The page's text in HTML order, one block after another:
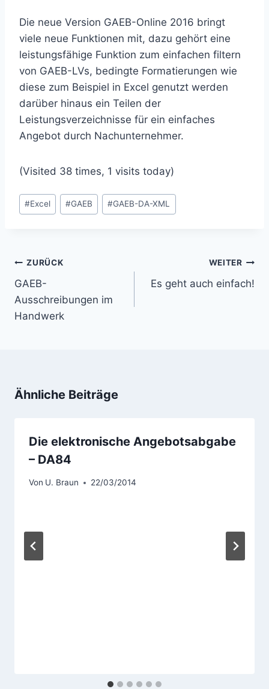
Die neue Version GAEB-Online 2016 bringt
viele neue Funktionen mit, dazu gehört eine
leistungsfähige Funktion zum einfachen filtern
von GAEB-LVs, bedingte Formatierungen wie
diese zum Beispiel in Excel genutzt werden
darüber hinaus ein Teilen der
Leistungsverzeichnisse für ein einfaches
Angebot durch Nachunternehmer.
(Visited 38 times, 1 visits today)
Schlagworte:
#Excel #GAEB #GAEB-DA-XML
Beitragsnavigation
ZURÜCK
GAEB-
Ausschreibungen im
Handwerk
WEITER
Es geht auch einfach!
Ähnliche Beiträge
Die elektronische Angebotsabgabe
– DA84
Von U. Braun 22/03/2014